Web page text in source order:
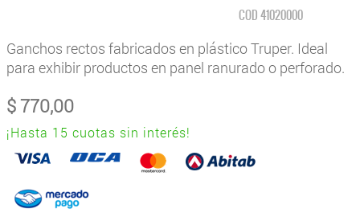
COD41020000
Ganchos rectos fabricados en plástico Truper. Ideal
para exhibir productos en panel ranurado o perforado.
$770,00
¡Hasta 15 cuotas sin interés!